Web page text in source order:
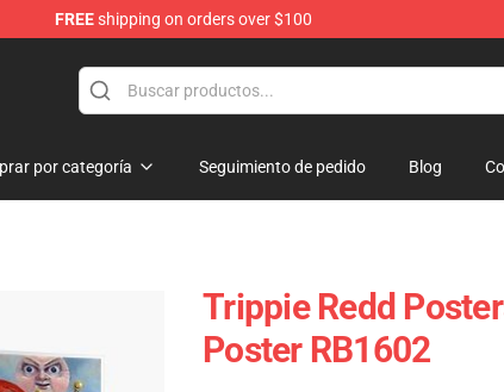
FREEshipping on orders over $100
por categoría Seguimiento de pedido Blog
Trippie Redd
Poster RB1602